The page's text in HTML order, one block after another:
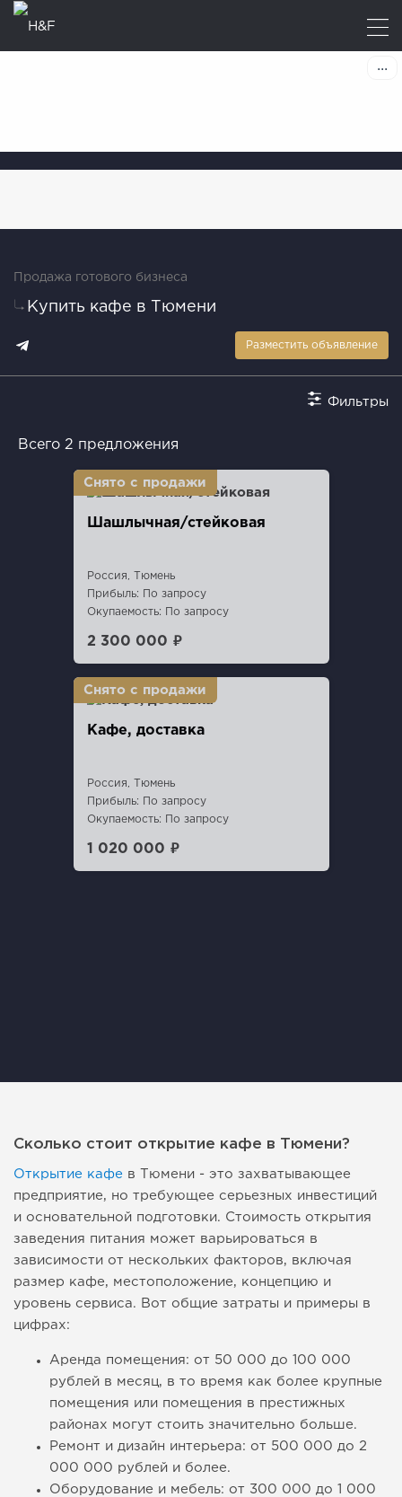
Продажа готового бизнеса
Купить кафе в Тюмени
Разместить объявление
Фильтры
Всего 2 предложения
Шашлычная/стейковая
Россия, Тюмень
Прибыль: По запросу
Окупаемость: По запросу
2 300 000 ₽
Кафе, доставка
Россия, Тюмень
Прибыль: По запросу
Окупаемость: По запросу
1 020 000 ₽
Сколько стоит открытие кафе в Тюмени?
Открытие кафе в Тюмени - это захватывающее
предприятие, но требующее серьезных инвестиций
и основательной подготовки. Стоимость открытия
заведения питания может варьироваться в
зависимости от нескольких факторов, включая
размер кафе, местоположение, концепцию и
уровень сервиса. Вот общие затраты и примеры в
цифрах:
Аренда помещения: от 50 000 до 100 000
рублей в месяц, в то время как более крупные
помещения или помещения в престижных
районах могут стоить значительно больше.
Ремонт и дизайн интерьера: от 500 000 до 2
000 000 рублей и более.
Оборудование и мебель: от 300 000 до 1 000